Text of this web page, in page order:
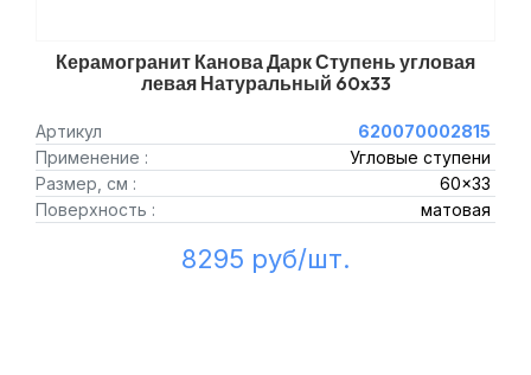
Керамогранит Канова Дарк Ступень угловая
левая Натуральный 60x33
Артикул
620070002815
Применение :
Угловые ступени
Размер, см :
60x33
Поверхность :
матовая
8295 руб/шт.